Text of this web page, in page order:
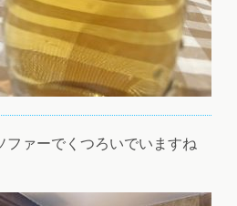
ファーでくつろいでいますね